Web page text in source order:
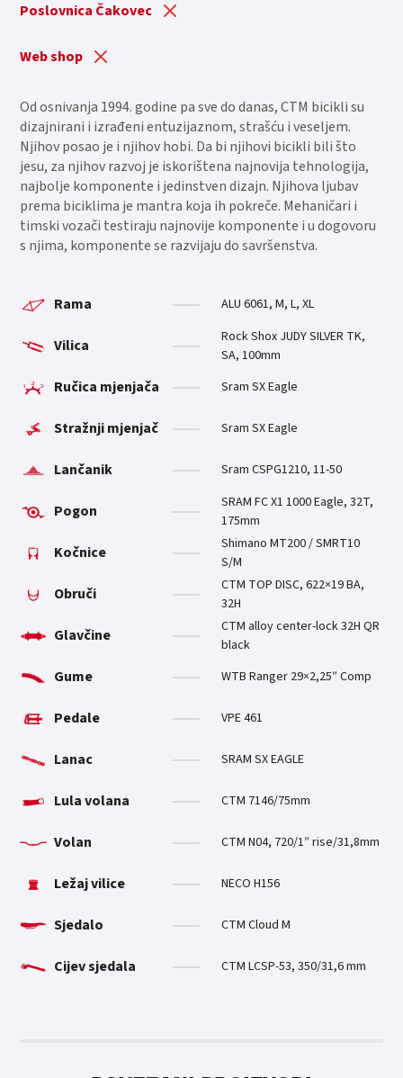
Poslovnica Čakovec
Web shop
Od osnivanja 1994. godine pa sve do danas, CTM bicikli su
dizajnirani i izrađeni entuzijaznom, strašću i veseljem.
Njihov posao je i njihov hobi. Da bi njihovi bicikli bili što
jesu, za njihov razvoj je iskorištena najnovija tehnologija,
najbolje komponente i jedinstven dizajn. Njihova ljubav
prema biciklima je mantra koja ih pokreče. Mehaničari i
timski vozači testiraju najnovije komponente i u dogovoru
s njima, komponente se razvijaju do savršenstva.
Rama ALU 6061, M, L, XL
Vilica
Rock Shox JUDY SILVER TK,
SA, 100mm
Ručica mjenjača Sram SX Eagle
Stražnji mjenjač Sram SX Eagle
Lančanik Sram CSPG1210, 11-50
Pogon
SRAM FC X1 1000 Eagle, 32T,
175mm
Kočnice
Shimano MT200 / SMRT10
S/M
Obruči
CTM TOP DISC, 622×19 BA,
32H
Glavčine
CTM alloy center-lock 32H QR
black
Gume WTB Ranger 29×2,25″ Comp
Pedale VPE 461
Lanac SRAM SX EAGLE
Lula volana CTM 7146/75mm
Volan CTM N04, 720/1″ rise/31,8mm
Ležaj vilice NECO H156
Sjedalo CTM Cloud M
Cijev sjedala CTM LCSP-53, 350/31,6 mm